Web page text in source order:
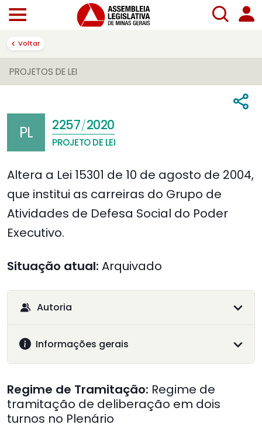
Voltar
PROJETOS DE LEI
PL 2257/2020
PROJETO DE LEI
Altera a Lei 15301 de 10 de agosto de 2004,
que institui as carreiras do Grupo de
Atividades de Defesa Social do Poder
Executivo.
Situação atual: Arquivado
Autoria
Informações gerais
Regime de Tramitação: Regime de
tramitação de deliberação em dois
turnos no Plenário